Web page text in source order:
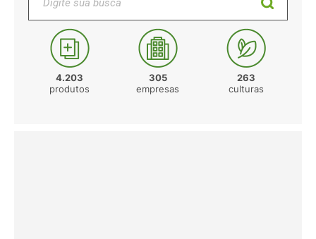
4.203
produtos
305
empresas
263
culturas